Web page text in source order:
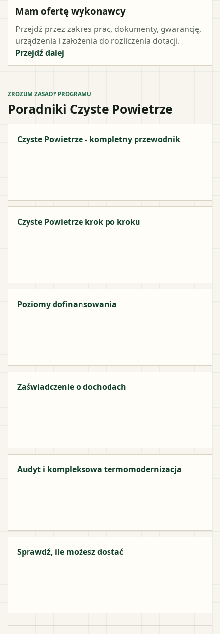
Mam ofertę wykonawcy
Przejdź przez zakres prac, dokumenty, gwarancję,
urządzenia i założenia do rozliczenia dotacji.
Przejdź dalej
ZROZUM ZASADY PROGRAMU
Poradniki Czyste Powietrze
Czyste Powietrze - kompletny przewodnik
Czyste Powietrze krok po kroku
Poziomy dofinansowania
Zaświadczenie o dochodach
Audyt i kompleksowa termomodernizacja
Sprawdź, ile możesz dostać